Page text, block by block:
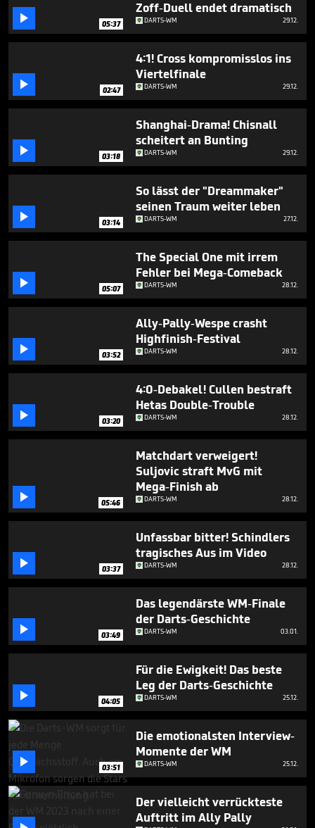
minutes,
seconds
 05:37
Zoff-Duell endet dramatisch
DARTS-WM 29.12.
 02:47
4:1! Cross kompromisslos ins
Viertelfinale
DARTS-WM 29.12.
 03:18
Shanghai-Drama! Chisnall
scheitert an Bunting
DARTS-WM 29.12.
 03:14
So lässt der "Dreammaker"
seinen Traum weiter leben
DARTS-WM 27.12.
 05:07
The Special One mit irrem
Fehler bei Mega-Comeback
DARTS-WM 28.12.
 03:52
Ally-Pally-Wespe crasht
Highfinish-Festival
DARTS-WM 28.12.
 03:20
4:0-Debakel! Cullen bestraft
Hetas Double-Trouble
DARTS-WM 28.12.
 05:46
Matchdart verweigert!
Suljovic straft MvG mit
Mega-Finish ab
DARTS-WM 28.12.
 03:37
Unfassbar bitter! Schindlers
tragisches Aus im Video
DARTS-WM 28.12.
 03:49
Das legendärste WM-Finale
der Darts-Geschichte
DARTS-WM 03.01.
 04:05
Für die Ewigkeit! Das beste
Leg der Darts-Geschichte
DARTS-WM 25.12.
 03:51
Die emotionalsten Interview-
Momente der WM
DARTS-WM 25.12.
Der vielleicht verrückteste
Auftritt im Ally Pally